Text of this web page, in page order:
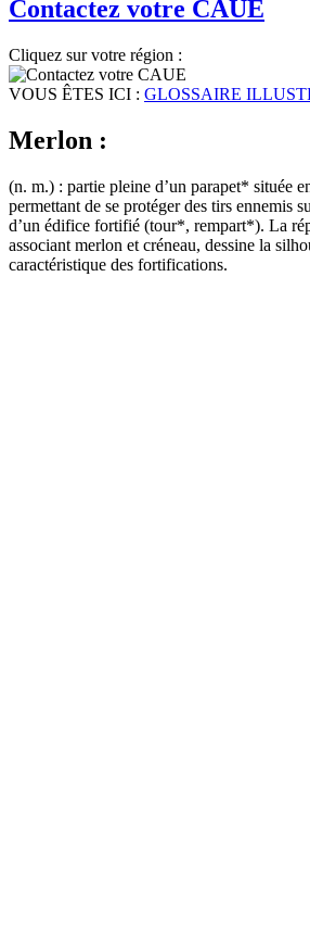
Contactez votre CAUE
Cliquez sur votre région :
VOUS ÊTES ICI : GLOSSAIRE
Merlon :
(n. m.) : partie pleine d’un parapet* située
permettant de se protéger des tirs ennemis
d’un édifice fortifié (tour*, rempart*). La
associant merlon et créneau, dessine la
caractéristique des fortifications.